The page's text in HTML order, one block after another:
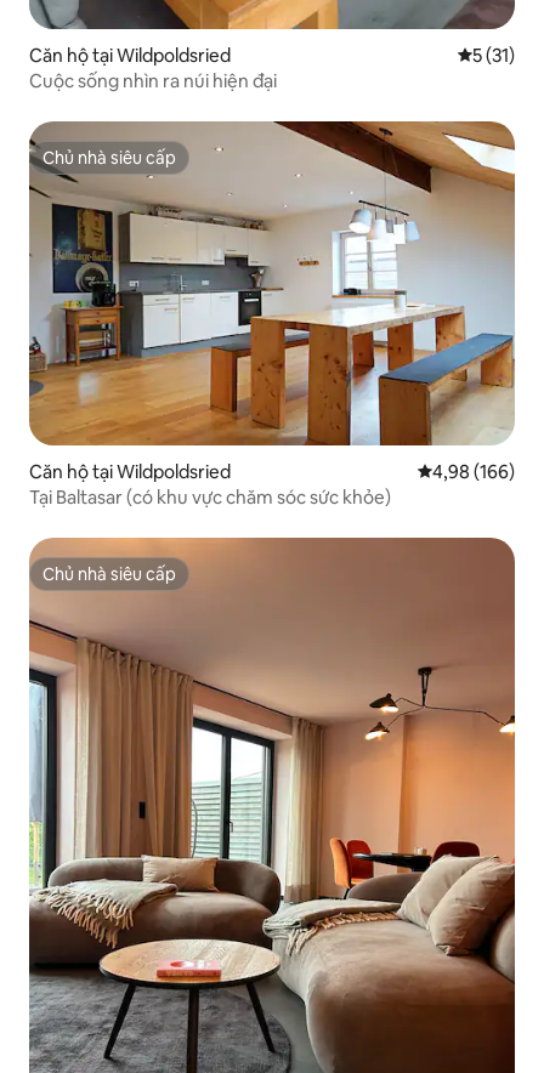
Căn hộ tại Wildpoldsried Xếp hạng
5 (31)
Cuộc sống nhìn ra núi hiện đại
Chủ nhà siêu cấp
Chủ nhà siêu cấp
Căn hộ tại Wildpoldsried Xếp hạng
4,98 (166)
Tại Baltasar (có khu vực chăm sóc sức khỏe)
Chủ nhà siêu cấp
Chủ nhà siêu cấp